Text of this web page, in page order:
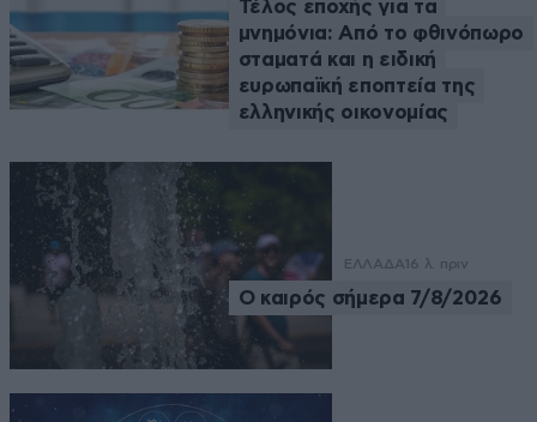
Τέλος εποχής για τα
μνημόνια: Από το φθινόπωρο
σταματά και η ειδική
ευρωπαϊκή εποπτεία της
ελληνικής οικονομίας
ΕΛΛΑΔΑ 16 λ. πριν
Ο καιρός σήμερα 7/8/2026